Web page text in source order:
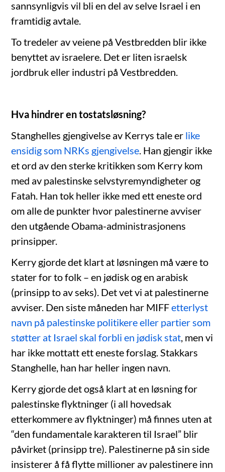
sannsynligvis vil bli en del av selve Israel i en
framtidig avtale.
To tredeler av veiene på Vestbredden blir ikke
benyttet av israelere. Det er liten israelsk
jordbruk eller industri på Vestbredden.
Hva hindrer en tostatsløsning?
Stanghelles gjengivelse av Kerrys tale er like
ensidig som NRKs gjengivelse . Han gjengir ikke
et ord av den sterke kritikken som Kerry kom
med av palestinske selvstyremyndigheter og
Fatah. Han tok heller ikke med ett eneste ord
om alle de punkter hvor palestinerne avviser
den utgående Obama-administrasjonens
prinsipper.
Kerry gjorde det klart at løsningen må være to
stater for to folk – en jødisk og en arabisk
(prinsipp to av seks). Det vet vi at palestinerne
avviser. Den siste måneden har MIFFetterlyst
navn på palestinske politikere eller partier som
støtter at Israel skal forbli en jødisk stat , men vi
har ikke mottatt ett eneste forslag. Stakkars
Stanghelle, han har heller ingen navn.
Kerry gjorde det også klart at en løsning for
palestinske flyktninger (i all hovedsak
etterkommere av flyktninger) må finnes uten at
“den fundamentale karakteren til Israel” blir
påvirket (prinsipp tre). Palestinerne på sin side
insisterer å få flytte millioner av palestinere inn